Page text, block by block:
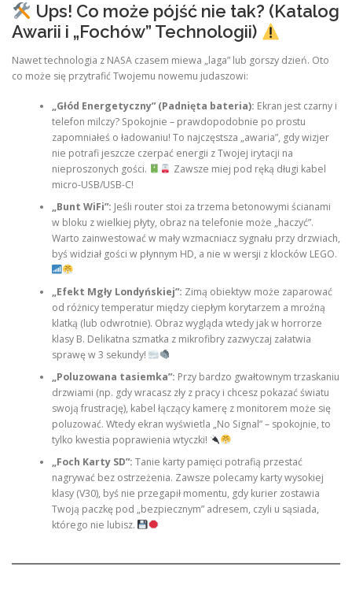
Ups! Co może pójść nie tak? (Katalog
Awarii i „Fochów” Technologii)
Nawet technologia z NASA czasem miewa „laga” lub gorszy dzień. Oto
co może się przytrafić Twojemu nowemu judaszowi:
„Głód Energetyczny” (Padnięta bateria): Ekran jest czarny i
telefon milczy? Spokojnie – prawdopodobnie po prostu
zapomniałeś o ładowaniu! To najczęstsza „awaria”, gdy wizjer
nie potrafi jeszcze czerpać energii z Twojej irytacji na
nieproszonych gości.
Zawsze miej pod ręką długi kabel
micro-USB/USB-C!
„Bunt WiFi”: Jeśli router stoi za trzema betonowymi ścianami
w bloku z wielkiej płyty, obraz na telefonie może „haczyć”.
Warto zainwestować w mały wzmacniacz sygnału przy drzwiach,
byś widział gości w płynnym HD, a nie w wersji z klocków LEGO.
„Efekt Mgły Londyńskiej”: Zimą obiektyw może zaparować
od różnicy temperatur między ciepłym korytarzem a mroźną
klatką (lub odwrotnie). Obraz wygląda wtedy jak w horrorze
klasy B. Delikatna szmatka z mikrofibry zazwyczaj załatwia
sprawę w 3 sekundy!
„Poluzowana tasiemka”: Przy bardzo gwałtownym trzaskaniu
drzwiami (np. gdy wracasz zły z pracy i chcesz pokazać światu
swoją frustrację), kabel łączący kamerę z monitorem może się
poluzować. Wtedy ekran wyświetla „No Signal” – spokojnie, to
tylko kwestia poprawienia wtyczki!
„Foch Karty SD”: Tanie karty pamięci potrafią przestać
nagrywać bez ostrzeżenia. Zawsze polecamy karty wysokiej
klasy (V30), byś nie przegapił momentu, gdy kurier zostawia
Twoją paczkę pod „bezpiecznym” adresem, czyli u sąsiada,
którego nie lubisz.